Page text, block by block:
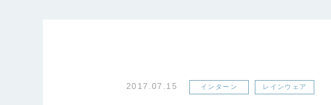
2017.07.15 インターン レインウェア